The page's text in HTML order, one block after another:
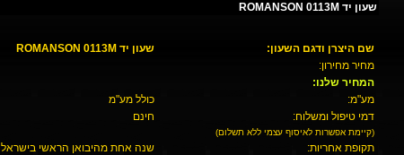
שעון יד ROMANSON 0113M
שם היצרן ודגם השעון:
שעון יד ROMANSON 0113M
מחיר מחירון:
המחיר שלנו:
מע"מ:
כולל מע"מ
דמי טיפול ומשלוח:
חינם
(קיימת אפשרות לאיסוף עצמי ללא תשלום)
תקופת אחריות: שנה אחת מהיבואן הראשי בישראל